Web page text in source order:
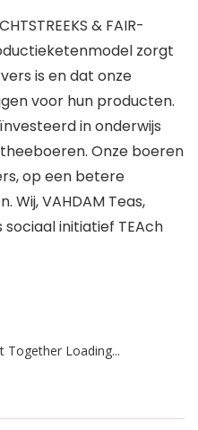
& FAIR-
zorgt
is en dat onze
voor hun producten.
in onderwijs
Onze boeren
op een betere
Wij, VAHDAM Teas,
initiatief TEAch
Together Loading...